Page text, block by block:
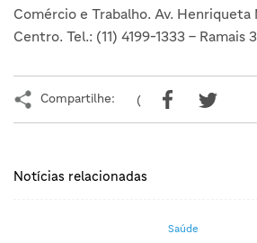
Comércio e Trabalho. Av. Henriqueta
Centro. Tel.: (11) 4199-1333 – Ramais
Compartilhe: (
Notícias relacionadas
Saúde